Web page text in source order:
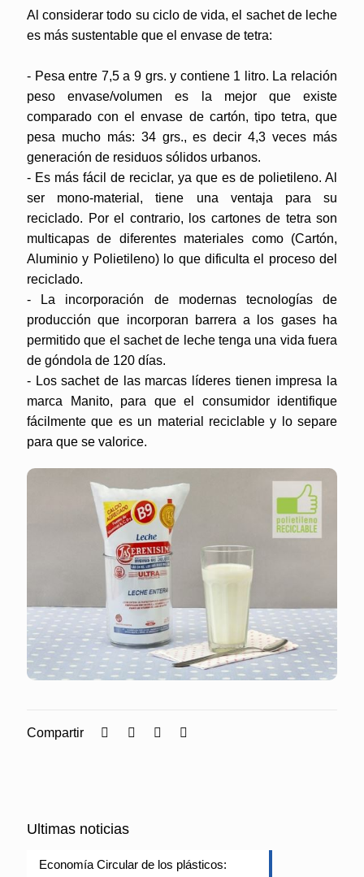
Al considerar todo su ciclo de vida, el sachet de leche
es más sustentable que el envase de tetra:
- Pesa entre 7,5 a 9 grs. y contiene 1 litro. La relación
peso envase/volumen es la mejor que existe
comparado con el envase de cartón, tipo tetra, que
pesa mucho más: 34 grs., es decir 4,3 veces más
generación de residuos sólidos urbanos.
- Es más fácil de reciclar, ya que es de polietileno. Al
ser mono-material, tiene una ventaja para su
reciclado. Por el contrario, los cartones de tetra son
multicapas de diferentes materiales como (Cartón,
Aluminio y Polietileno) lo que dificulta el proceso del
reciclado.
- La incorporación de modernas tecnologías de
producción que incorporan barrera a los gases ha
permitido que el sachet de leche tenga una vida fuera
de góndola de 120 días.
- Los sachet de las marcas líderes tienen impresa la
marca Manito, para que el consumidor identifique
fácilmente que es un material reciclable y lo separe
para que se valorice.
Compartir
Ultimas noticias
Economía Circular de los plásticos: